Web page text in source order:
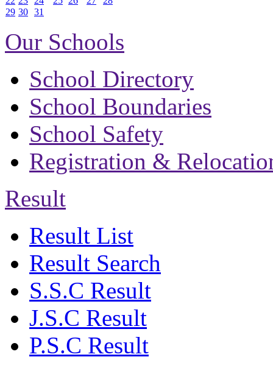
29 30 31
Our Schools
School Directory
School Boundaries
School Safety
Registration &
Result
Result List
Result Search
S.S.C Result
J.S.C Result
P.S.C Result